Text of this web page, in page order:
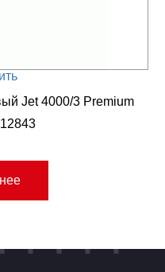
Jet 4000/3 Premium